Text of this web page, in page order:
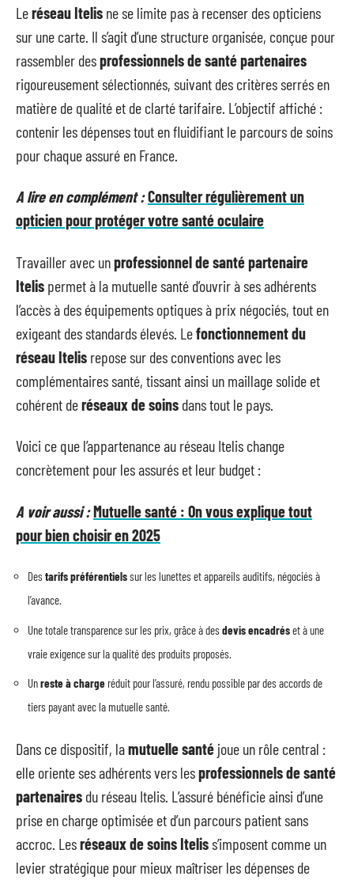
Leréseau Itelis ne se limite pas à recenser des opticiens
sur une carte. Il s’agit d’une structure organisée, conçue pour
rassembler desprofessionnels de santé partenaires
rigoureusement sélectionnés, suivant des critères serrés en
matière de qualité et de clarté tarifaire. L’objectif affiché :
contenir les dépenses tout en fluidifiant le parcours de soins
pour chaque assuré en France.
A lire en complément :Consulter régulièrement un
opticien pour protéger votre santé oculaire
Travailler avec unprofessionnel de santé partenaire
Itelis permet à la mutuelle santé d’ouvrir à ses adhérents
l’accès à des équipements optiques à prix négociés, tout en
exigeant des standards élevés. Lefonctionnement du
réseau Itelis repose sur des conventions avec les
complémentaires santé, tissant ainsi un maillage solide et
cohérent deréseaux de soins dans tout le pays.
Voici ce que l’appartenance au réseau Itelis change
concrètement pour les assurés et leur budget :
A voir aussi :Mutuelle santé : On vous explique tout
pour bien choisir en 2025
Des tarifs préférentielssur les lunettes et appareils auditifs, négociés à
l’avance.
Une totale transparence sur les prix, grâce à des devis encadréset à une
vraie exigence sur la qualité des produits proposés.
Unreste à charge réduit pour l’assuré, rendu possible par des accords de
tiers payant avec la mutuelle santé.
Dans ce dispositif, lamutuelle santé joue un rôle central :
elle oriente ses adhérents vers lesprofessionnels de santé
partenaires du réseau Itelis. L’assuré bénéficie ainsi d’une
prise en charge optimisée et d’un parcours patient sans
accroc. Lesréseaux de soins Iteliss’imposent comme un
levier stratégique pour mieux maîtriser les dépenses de